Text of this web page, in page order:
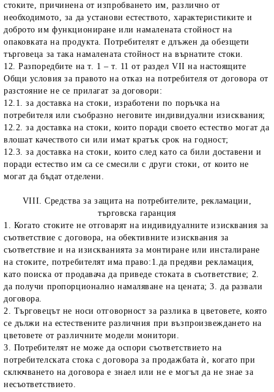
стоките, причинена от изпробването им, различно от
необходимото, за да установи естеството, характеристиките и
доброто им функциониране или намалената стойност на
опаковката на продукта. Потребителят е длъжен да обезщети
търговеца за така намалената стойност на върнатите стоки.
12. Разпоредбите на т. 1 – т. 11 от раздел VII на настоящите
Общи условия за правото на отказ на потребителя от договора от
разстояние не се прилагат за договори:
12.1. за доставка на стоки, изработени по поръчка на
потребителя или съобразно неговите индивидуални изисквания;
12.2. за доставка на стоки, които поради своето естество могат да
влошат качеството си или имат кратък срок на годност;
12.3. за доставка на стоки, които след като са били доставени и
поради естество им са се смесили с други стоки, от които не
могат да бъдат отделени.
VIII. Средства за защита на потребителите, рекламации,
търговска гаранция
1. Когато стоките не отговарят на индивидуалните изисквания за
съответствие с договора, на обективните изисквания за
съответствие и на изискванията за монтиране или инсталиране
на стоките, потребителят има право:1.да предяви рекламация,
като поиска от продавача да приведе стоката в съответствие; 2.
да получи пропорционално намаляване на цената; 3. да развали
договора.
2. Търговецът не носи отговорност за разлика в цветовете, която
се дължи на естествените различния при възпроизвеждането на
цветовете от различните модели монитори.
3. Потребителят не може да оспори съответствието на
потребителската стока с договора за продажбата ѝ, когато при
сключването на договора е знаел или не е могъл да не знае за
несъответствието.